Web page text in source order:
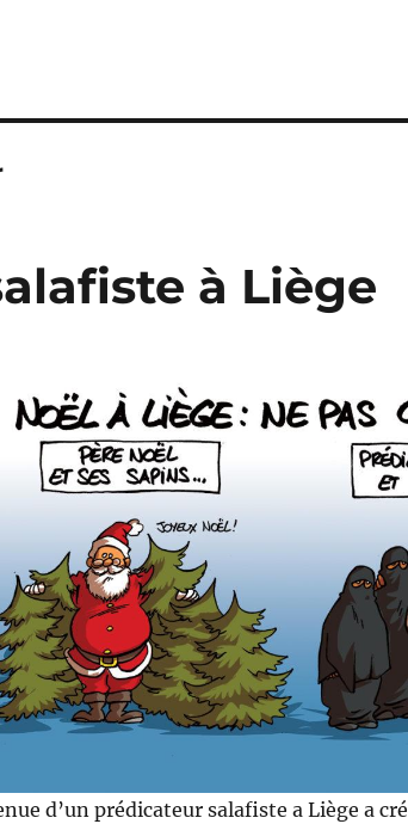
à Liège
d’un prédicateur salafiste a Liège a